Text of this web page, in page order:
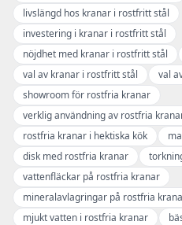
livslängd hos kranar i rostfritt stål
investering i kranar i rostfritt stål
nöjdhet med kranar i rostfritt stål
val av kranar i rostfritt stål
val
showroom för rostfria kranar
verklig användning av rostfria
rostfria kranar i hektiska kök
disk med rostfria kranar
vattenfläckar på rostfria kranar
mineralavlagringar på rostfria
mjukt vatten i rostfria kranar